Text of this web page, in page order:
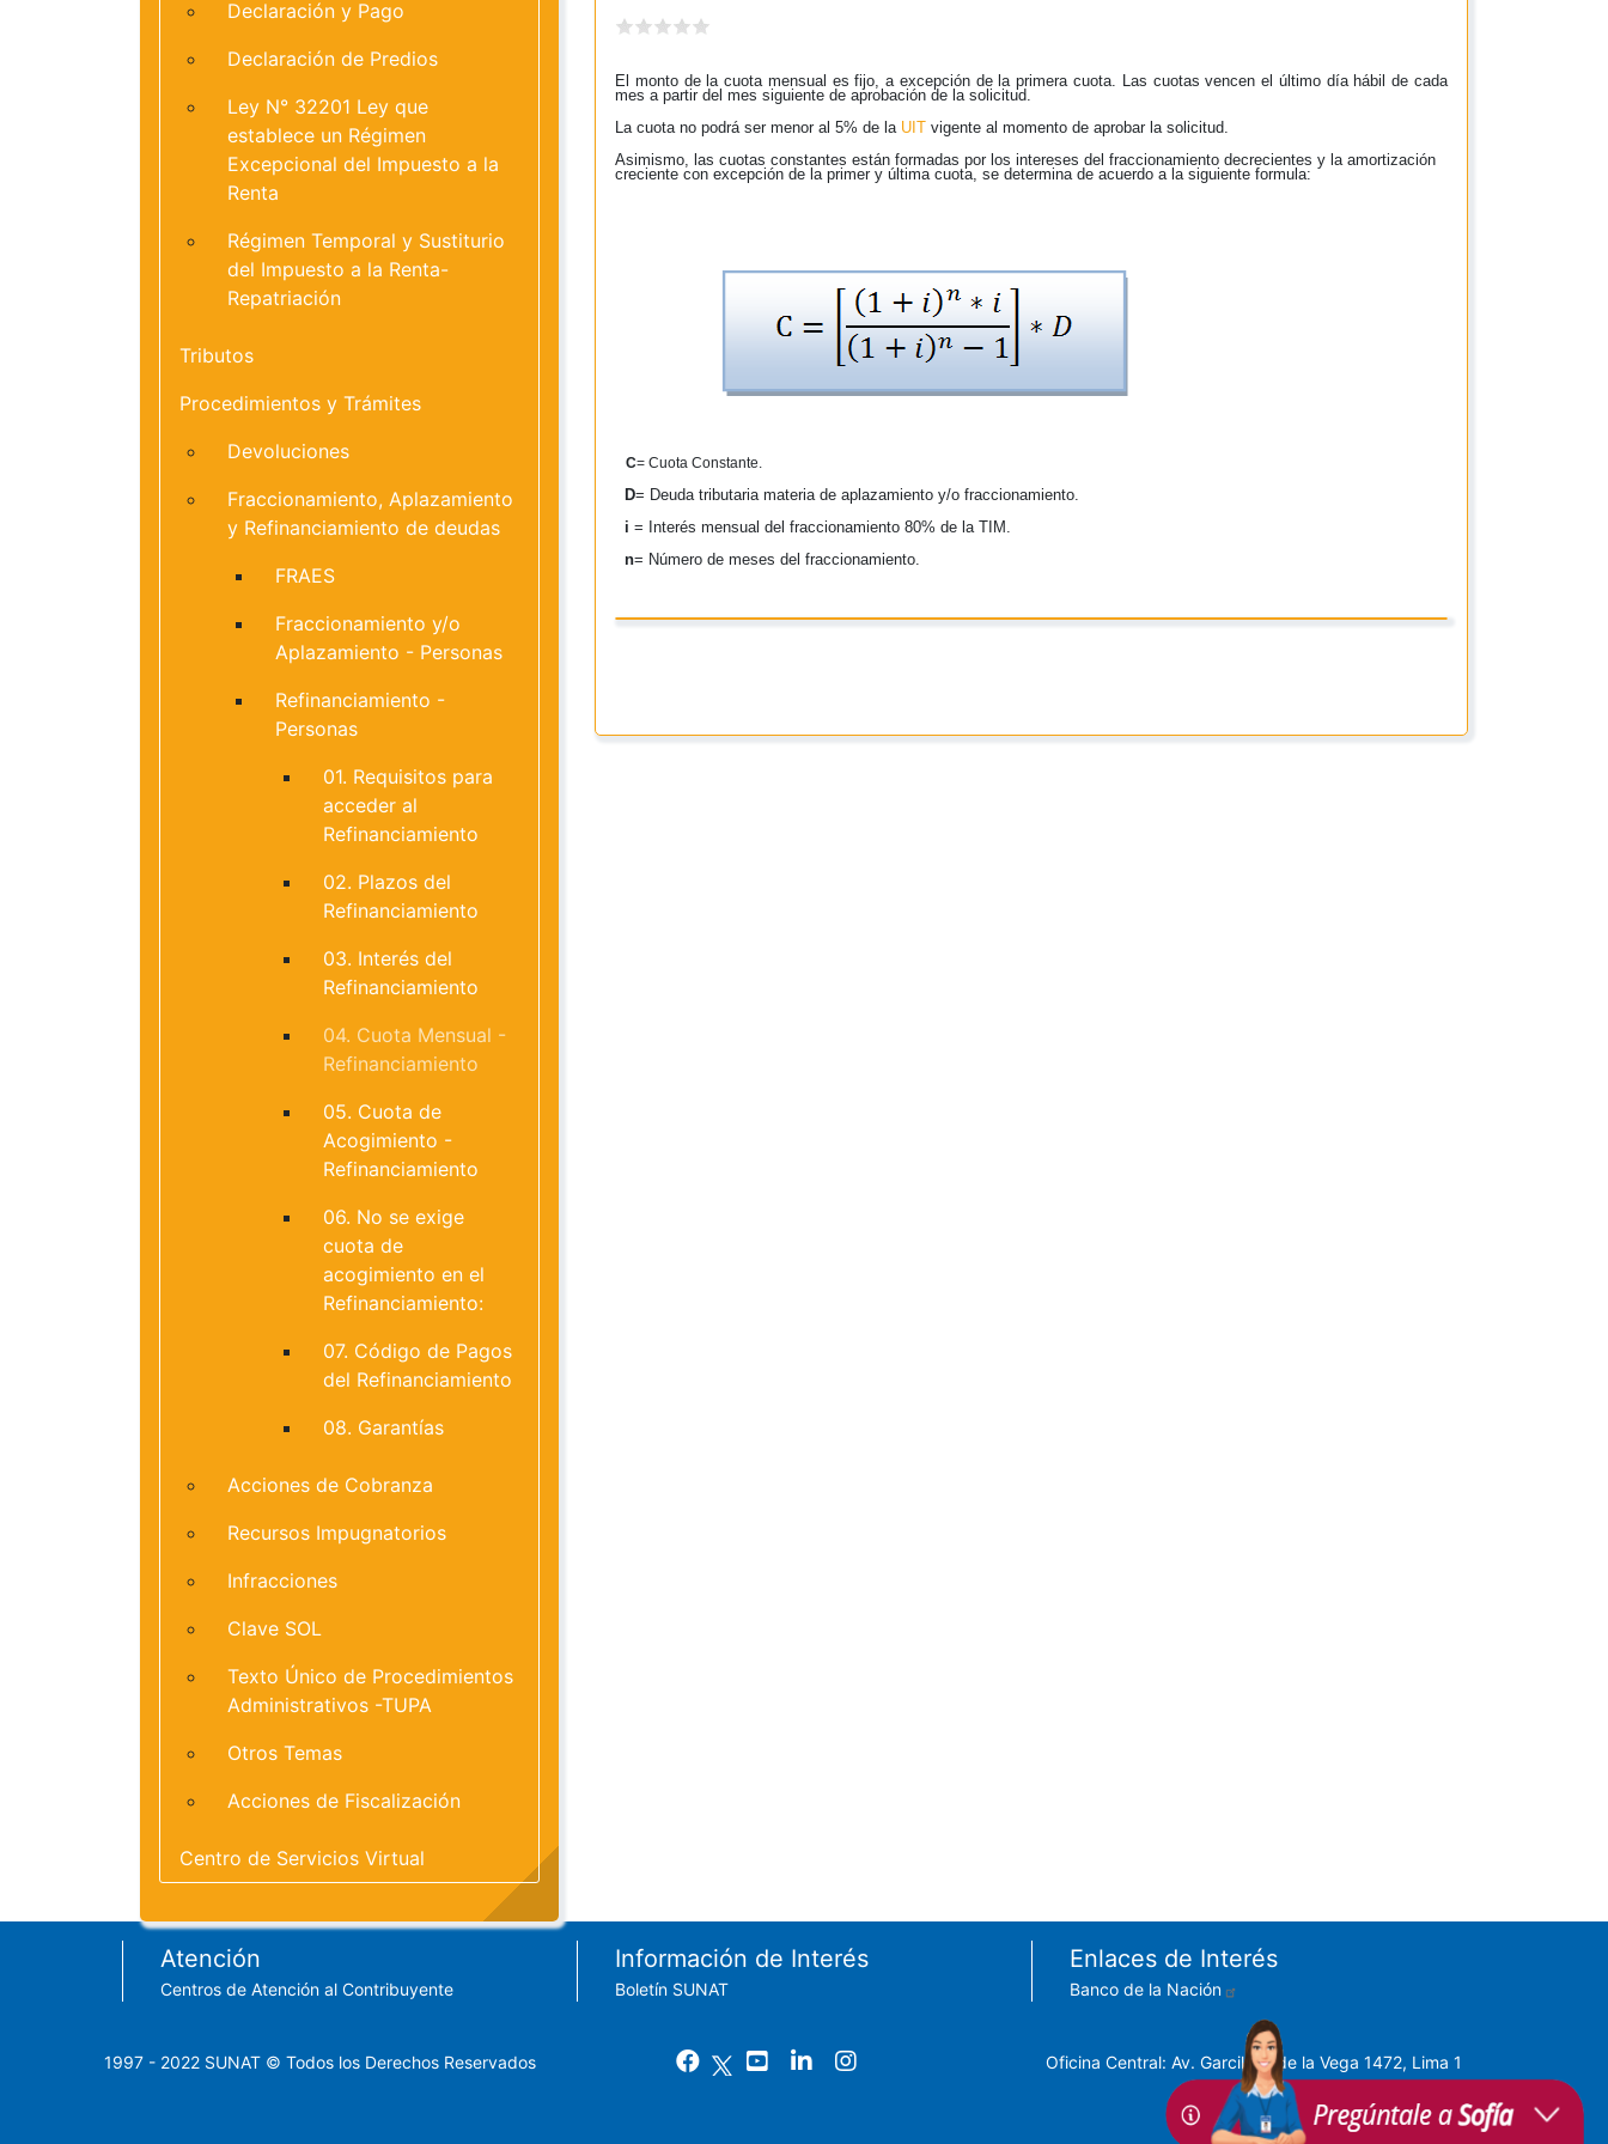
El monto de la cuota mensual es fijo, a excepción de la primera cuota. Las cuotas vencen el último día hábil de cada
mes a partir del mes siguiente de aprobación de la solicitud.
La cuota no podrá ser menor al 5% de la UITvigente al momento de aprobar la solicitud.
Asimismo, las cuotas constantes están formadas por los intereses del fraccionamiento decrecientes y la amortización
creciente con excepción de la primer y última cuota, se determina de acuerdo a la siguiente formula:
C= Cuota Constante.
D= Deuda tributaria materia de aplazamiento y/o fraccionamiento.
i = Interés mensual del fraccionamiento 80% de la TIM.
n= Número de meses del fraccionamiento.
Declaración y Pago
Declaración de Predios
Ley N° 32201 Ley que
establece un Régimen
Excepcional del Impuesto a la
Renta
Régimen Temporal y Sustiturio
del Impuesto a la Renta-
Repatriación
Tributos
Procedimientos y Trámites
Devoluciones
Fraccionamiento, Aplazamiento
y Refinanciamiento de deudas
FRAES
Fraccionamiento y/o
Aplazamiento - Personas
Refinanciamiento -
Personas
01. Requisitos para
acceder al
Refinanciamiento
02. Plazos del
Refinanciamiento
03. Interés del
Refinanciamiento
04. Cuota Mensual -
Refinanciamiento
05. Cuota de
Acogimiento -
Refinanciamiento
06. No se exige
cuota de
acogimiento en el
Refinanciamiento:
07. Código de Pagos
del Refinanciamiento
08. Garantías
Acciones de Cobranza
Recursos Impugnatorios
Infracciones
Clave SOL
Texto Único de Procedimientos
Administrativos -TUPA
Otros Temas
Acciones de Fiscalización
Centro de Servicios Virtual
Footer menu
Atención
Centros de Atención al Contribuyente
Información de Interés
Boletín SUNAT
Enlaces de Interés
Banco de la Nación
1997 - 2022 SUNAT © Todos los Derechos Reservados Oficina Central: Av. Garcilaso de la Vega 1472, Lima 1